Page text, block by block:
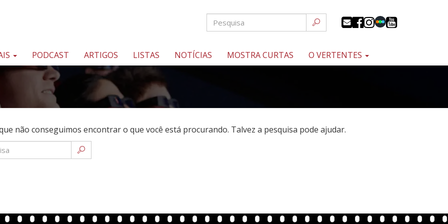
PODCAST ARTIGOS LISTAS NOTÍCIAS MOSTRA CURTAS O VERTENTES
não conseguimos encontrar o que você está procurando. Talvez a pesquisa pode ajudar.